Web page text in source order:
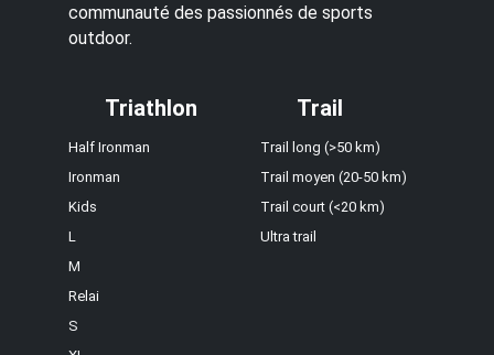
communauté des passionnés de sports
outdoor.
Triathlon
Half Ironman
Ironman
Kids
L
M
Relai
S
Trail
Trail long (>50 km)
Trail moyen (20-50 km)
Trail court (<20 km)
Ultra trail